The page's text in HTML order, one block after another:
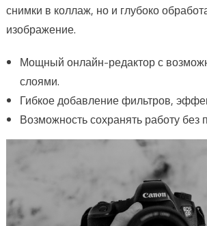
снимки в коллаж, но и глубоко
изображение.
Мощный онлайн-редактор с
слоями.
Гибкое добавление фильтров,
Возможность сохранять работу без